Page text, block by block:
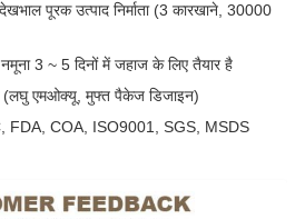
पूरक उत्पाद निर्माता (3 कारखाने, 30000
3 ~ 5 दिनों में जहाज के लिए तैयार है
(लघु एमओक्यू, मुफ्त पैकेज डिजाइन)
FDA, COA, ISO9001, SGS, MSDS